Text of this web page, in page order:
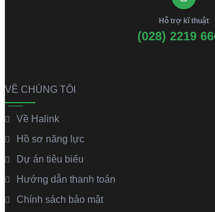
Hỗ trợ kĩ thuật
(028) 2219
VỀ CHÚNG TÔI
Về Halink
Hồ sơ năng lực
Dự án tiêu biểu
Hướng dẫn thanh toán
Chính sách bảo mật